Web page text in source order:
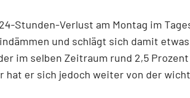
Stunden-Verlust am Montag im
und schlägt sich damit
im selben Zeitraum rund 2,5
hat er sich jedoch weiter von der